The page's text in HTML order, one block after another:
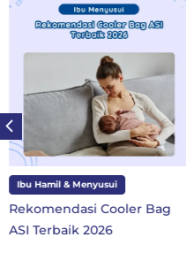
Ibu Hamil & Menyusui
Rekomendasi Cooler Bag
ASI Terbaik 2026